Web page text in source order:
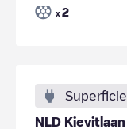
x 2
Superficie
NLD